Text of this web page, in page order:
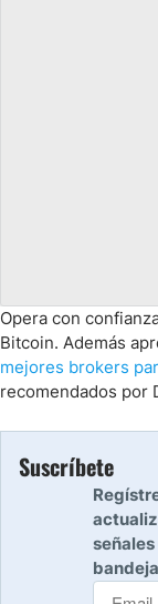
Opera con
Bitcoin. Además
mejores brokers
recomendados por
Suscríbete